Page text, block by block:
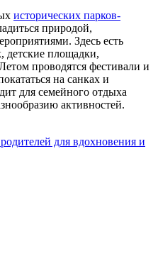
исторических парков-
природой,
Здесь есть
детские площадки,
проводятся фестивали и
на санках и
для семейного отдыха
активностей.
для вдохновения и